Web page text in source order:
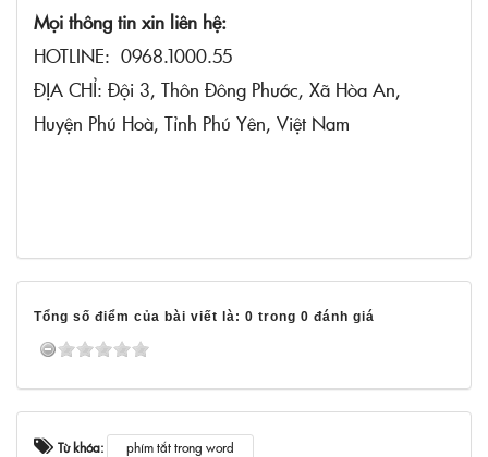
Mọi thông tin xin liên hệ:
HOTLINE: 0968.1000.55
ĐỊA CHỈ: Đội 3, Thôn Đông Phước, Xã Hòa An,
Huyện Phú Hoà, Tỉnh Phú Yên, Việt Nam
Tổng số điểm của bài viết là: 0 trong 0 đánh giá
Từ khóa: phím tắt trong word